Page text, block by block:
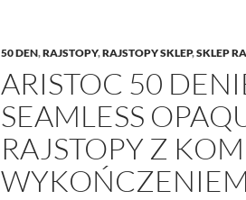
50 DEN,RAJSTOPY,RAJSTOPY SKLEP,SKLEP
ARISTOC 50
SEAMLESS
RAJSTOPY Z